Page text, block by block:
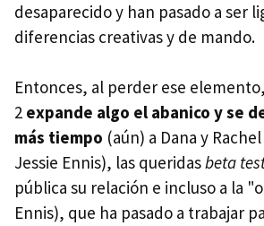
desaparecido y han pasado a ser
diferencias creativas y de mando.
Entonces, al perder ese
2 expande algo el abanico y se
más tiempo (aún) a Dana y
Jessie Ennis), las queridasbeta
pública su relación e incluso a la
Ennis), que ha pasado a trabajar